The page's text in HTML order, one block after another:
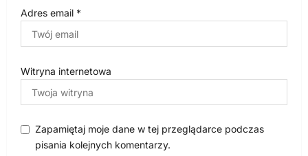
Adres email *
Witryna internetowa
Zapamiętaj moje dane w tej przeglądarce podczas
pisania kolejnych komentarzy.